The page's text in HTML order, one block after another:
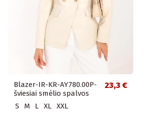
Blazer-IR-KR-AY780.00P-
šviesiai smėlio spalvos
23,3 €
S M L XL XXL